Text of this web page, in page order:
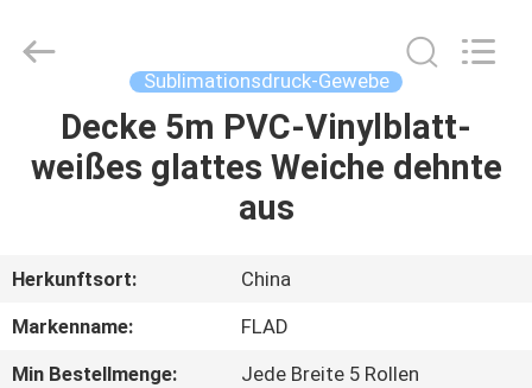
HAUSE
ÜBER
UNS
Material
Co.,Ltd.
Sublimationsdruck-Gewebe
Decke 5m PVC-Vinylblatt-
weißes glattes Weiche dehnte
aus
Herkunftsort:
China
Markenname:
FLAD
Min Bestellmenge:
Jede Breite 5 Rollen